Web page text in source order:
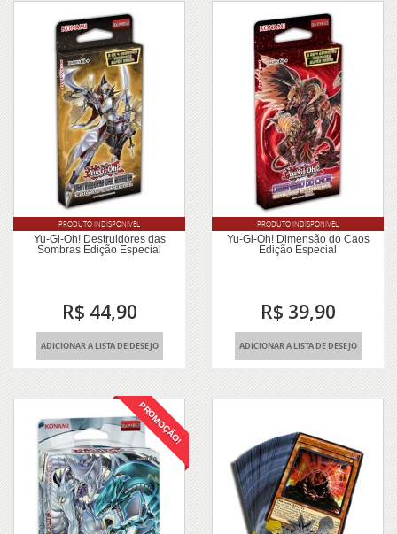
Yu-Gi-Oh! Destruidores das
Sombras Edição Especial
R$ 44,90
PRODUTO INDISPONÍVEL
ADICIONAR A LISTA DE DESEJO
Yu-Gi-Oh! Dimensão do Caos
Edição Especial
R$ 39,90
PRODUTO INDISPONÍVEL
ADICIONAR A LISTA DE DESEJO
PROMOÇÃO!